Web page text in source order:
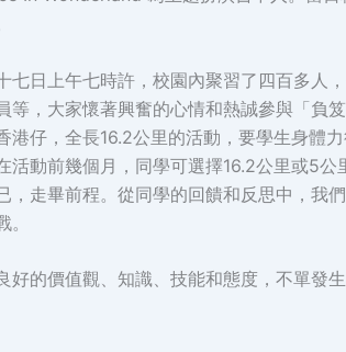
七日上午七時許，校園內聚習了四百多人
等，大家懷著興奮的心情和熱誠參與「
仔，全長16.2公里的活動，要學生身體
活動前幾個月，同學可選擇16.2公里或5
，走畢前程。從同學的回饋和反思中，我
好的價值觀、知識、技能和態度，不單